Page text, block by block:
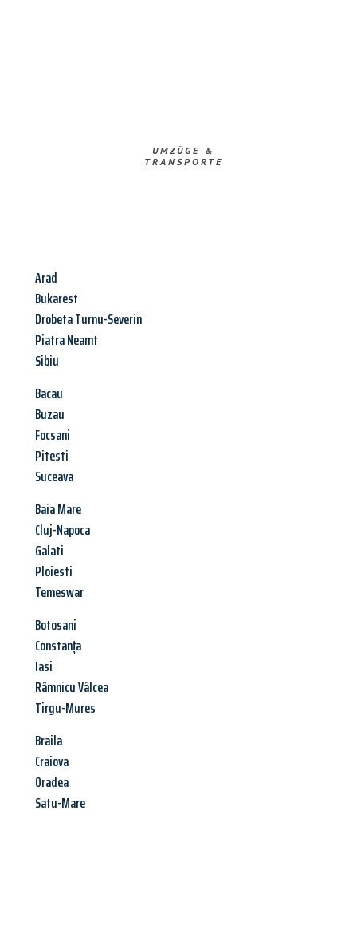
UMZÜGE &
TRANSPORTE
Arad
Bukarest
Drobeta Turnu-Severin
Piatra Neamt
Sibiu
Bacau
Buzau
Focsani
Pitesti
Suceava
Baia Mare
Cluj-Napoca
Galati
Ploiesti
Temeswar
Botosani
Constanța
Iasi
Râmnicu Vâlcea
Tirgu-Mures
Braila
Craiova
Oradea
Satu-Mare